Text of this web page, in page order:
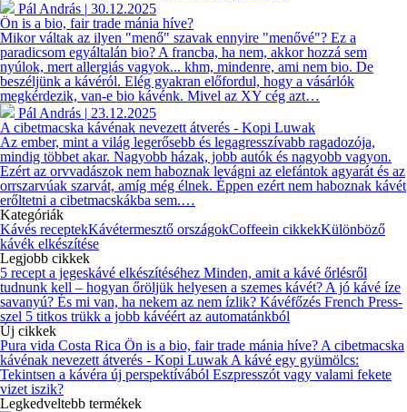
Pál András | 30.12.2025
Ön is a bio, fair trade mánia híve?
Mikor váltak az ilyen "menő" szavak ennyire "menővé"? Ez a
paradicsom egyáltalán bio? A francba, ha nem, akkor hozzá sem
nyúlok, mert allergiás vagyok... khm, mindenre, ami nem bio. De
beszéljünk a kávéról. Elég gyakran előfordul, hogy a vásárlók
megkérdezik, van-e bio kávénk. Mivel az XY cég azt…
Pál András | 23.12.2025
A cibetmacska kávénak nevezett átverés - Kopi Luwak
Az ember, mint a világ legerősebb és legagresszívabb ragadozója,
mindig többet akar. Nagyobb házak, jobb autók és nagyobb vagyon.
Ezért az orvvadászok nem haboznak levágni az elefántok agyarát és az
orrszarvúak szarvát, amíg még élnek. Éppen ezért nem haboznak kávét
erőltetni a cibetmacskákba sem.…
Kategóriák
Kávés receptekKávétermesztő országokCoffeein cikkekKülönböző
kávék elkészítése
Legjobb cikkek
5 recept a jegeskávé elkészítéséhez Minden, amit a kávé őrlésről
tudnunk kell – hogyan őröljük helyesen a szemes kávét? A jó kávé íze
savanyú? És mi van, ha nekem az nem ízlik? Kávéfőzés French Press-
szel 5 titkos trükk a jobb kávéért az automatánkból
Új cikkek
Pura vida Costa Rica Ön is a bio, fair trade mánia híve? A cibetmacska
kávénak nevezett átverés - Kopi Luwak A kávé egy gyümölcs:
Tekintsen a kávéra új perspektívából Eszpresszót vagy valami fekete
vizet iszik?
Legkedveltebb termékek